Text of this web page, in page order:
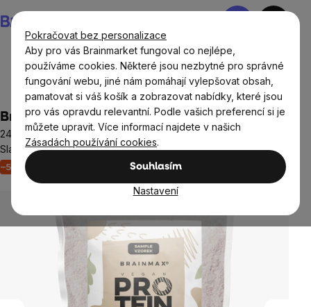
Pokračovat bez personalizace
Aby pro vás Brainmarket fungoval co nejlépe,
používáme cookies. Některé jsou nezbytné pro správné
fungování webu, jiné nám pomáhají vylepšovat obsah,
pamatovat si váš košík a zobrazovat nabídky, které jsou
pro vás opravdu relevantní. Podle vašich preferencí si je
můžete upravit. Více informací najdete v našich
Zásadách používání cookies.
Souhlasím
Nastavení
na
obsah
Nákupní
BrainMax® Vzorky Vzorky doplňků stravy
BrainMax Vegan protein, banán, 35 g
24 g bílkovin, 5,29 g BCAA, Kompletní Amino spektrum,
Slazeno stévií, doplněk stravy
–51 %
Průměrné
hodnocení
je
0,0
hvězdiček.
Neohodnoceno